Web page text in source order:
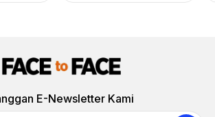
oleh Penduduk Tempatan Semua
Mewah
E-Newsletter Kami